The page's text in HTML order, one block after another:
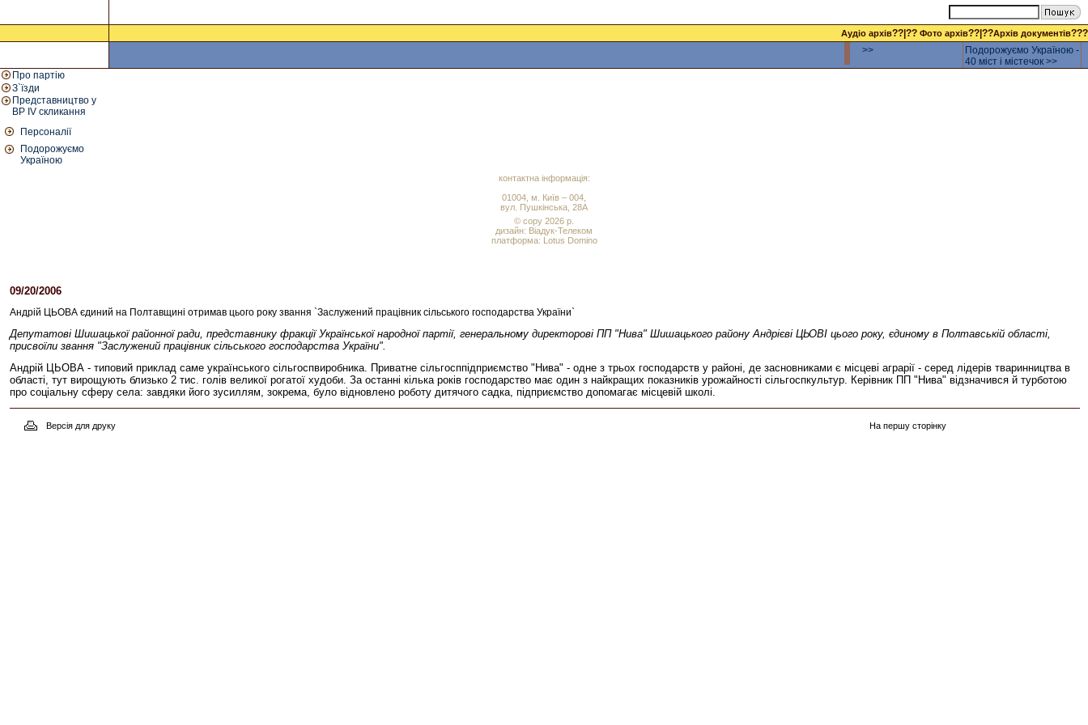
Аудіо архів??|?? Фото архів??|??Архів документів???
>>
Подорожуємо Україною -
40 міст і містечок >>
Про партію
З`їзди
Представництво у
ВР IV скликання
Персоналії
Подорожуємо
Україною
контактна інформація:
01004, м. Київ – 004,
вул. Пушкінська, 28А
© copy 2026 р.
дизайн: Віадук-Телеком
платформа: Lotus Domino
09/20/2006
Андрій ЦЬОВА єдиний на Полтавщині отримав цього року звання `Заслужений працівник сільського господарства України`
Депутатові Шишацької районної ради, представнику фракції Української народної партії, генеральному директорові ПП "Нива" Шишацького району Андрієві ЦЬОВІ цього року, єдиному в Полтавській області,
присвоїли звання "Заслужений працівник сільського господарства України".
Андрій ЦЬОВА - типовий приклад саме українського сільгоспвиробника. Приватне сільгосппідприємство "Нива" - одне з трьох господарств у районі, де засновниками є місцеві аграрії - серед лідерів тваринництва в
області, тут вирощують близько 2 тис. голів великої рогатої худоби. За останні кілька років господарство має один з найкращих показників урожайності сільгоспкультур. Керівник ПП "Нива" відзначився й турботою
про соціальну сферу села: завдяки його зусиллям, зокрема, було відновлено роботу дитячого садка, підприємство допомагає місцевій школі.
Версія для друку На першу сторінку